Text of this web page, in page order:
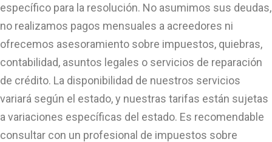
específico para la resolución. No asumimos sus deudas,
no realizamos pagos mensuales a acreedores ni
ofrecemos asesoramiento sobre impuestos, quiebras,
contabilidad, asuntos legales o servicios de reparación
de crédito. La disponibilidad de nuestros servicios
variará según el estado, y nuestras tarifas están sujetas
a variaciones específicas del estado. Es recomendable
consultar con un profesional de impuestos sobre